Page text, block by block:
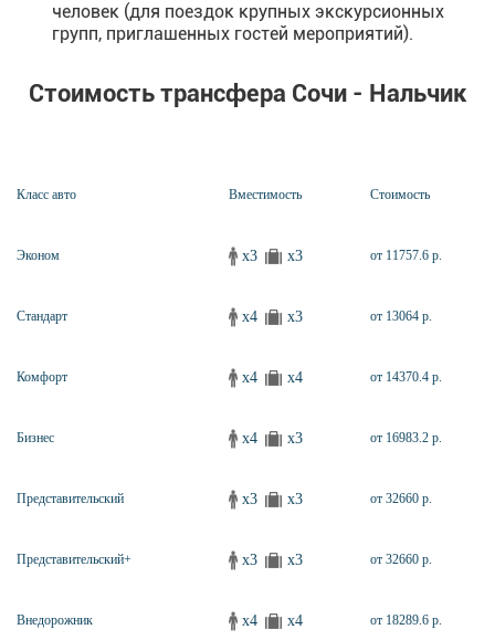
человек (для поездок крупных экскурсионных
групп, приглашенных гостей мероприятий).
Стоимость трансфера Сочи - Нальчик
Класс авто Вместимость Стоимость
Эконом x3 x3 от 11757.6 р.
Стандарт x4 x3 от 13064 р.
Комфорт x4 x4 от 14370.4 р.
Бизнес x4 x3 от 16983.2 р.
Представительский x3 x3 от 32660 р.
Представительский+ x3 x3 от 32660 р.
Внедорожник x4 x4 от 18289.6 р.